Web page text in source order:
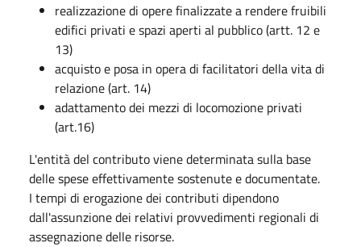
realizzazione di opere finalizzate a rendere fruibili
edifici privati e spazi aperti al pubblico (artt. 12 e
13)
acquisto e posa in opera di facilitatori della vita di
relazione (art. 14)
adattamento dei mezzi di locomozione privati
(art.16)
L'entità del contributo viene determinata sulla base
delle spese effettivamente sostenute e documentate.
I tempi di erogazione dei contributi dipendono
dall'assunzione dei relativi provvedimenti regionali di
assegnazione delle risorse.